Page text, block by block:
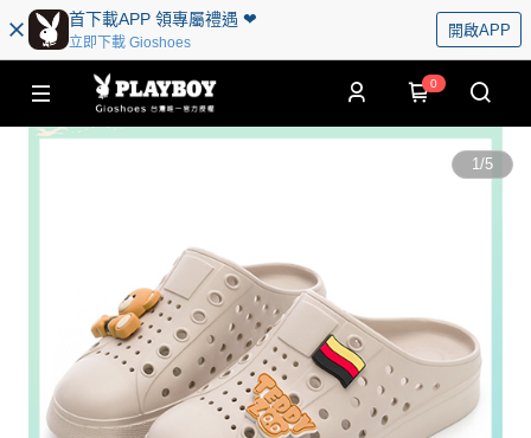
首下載APP 領專屬禮遇 ❤︎
立即下載 Gioshoes
開啟APP
0
1/5